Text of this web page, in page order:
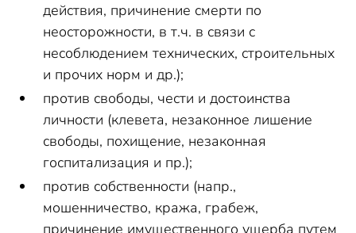
действия, причинение смерти по
неосторожности, в т.ч. в связи с
несоблюдением технических, строительных
и прочих норм и др.);
против свободы, чести и достоинства
личности (клевета, незаконное лишение
свободы, похищение, незаконная
госпитализация и пр.);
против собственности (напр.,
мошенничество, кража, грабеж,
причинение имущественного ущерба путем